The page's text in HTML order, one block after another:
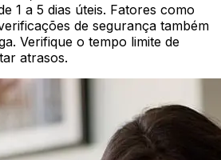
1 a 5 dias úteis. Fatores como
de segurança também
Verifique o tempo limite de
atrasos.